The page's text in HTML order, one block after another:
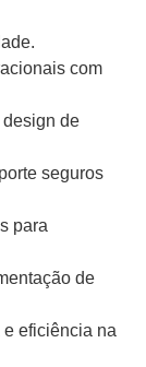
com
design de
seguros
para
de
eficiência na